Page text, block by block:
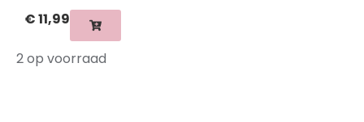
€11,99
2 op voorraad